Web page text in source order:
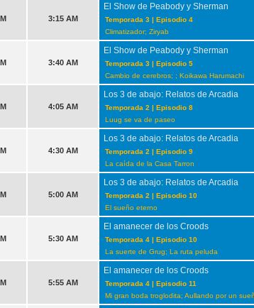
3:15 AM
El Show de Peabody y Sherman
Temporada 3 | Episodio 4
Climatizador; Ziryab
3:40 AM
El Show de Peabody y Sherman
Temporada 3 | Episodio 5
Cambio de cerebros; ; Koikawa Harumachi
4:05 AM
Los 3 de abajo: Relatos de Arcadia
Temporada 2 | Episodio 8
Luug se va de paseo
4:30 AM
Los 3 de abajo: Relatos de Arcadia
Temporada 2 | Episodio 9
La caída de la Casa Tarron
5:00 AM
Los 3 de abajo: Relatos de Arcadia
Temporada 2 | Episodio 10
El sueño eterno
5:30 AM
El amanecer de los Croods
Temporada 4 | Episodio 10
La suerte de Grug; La ruta peluda
5:55 AM
El amanecer de los Croods
Temporada 4 | Episodio 11
Mi gran boda troglodita; Aullando por un